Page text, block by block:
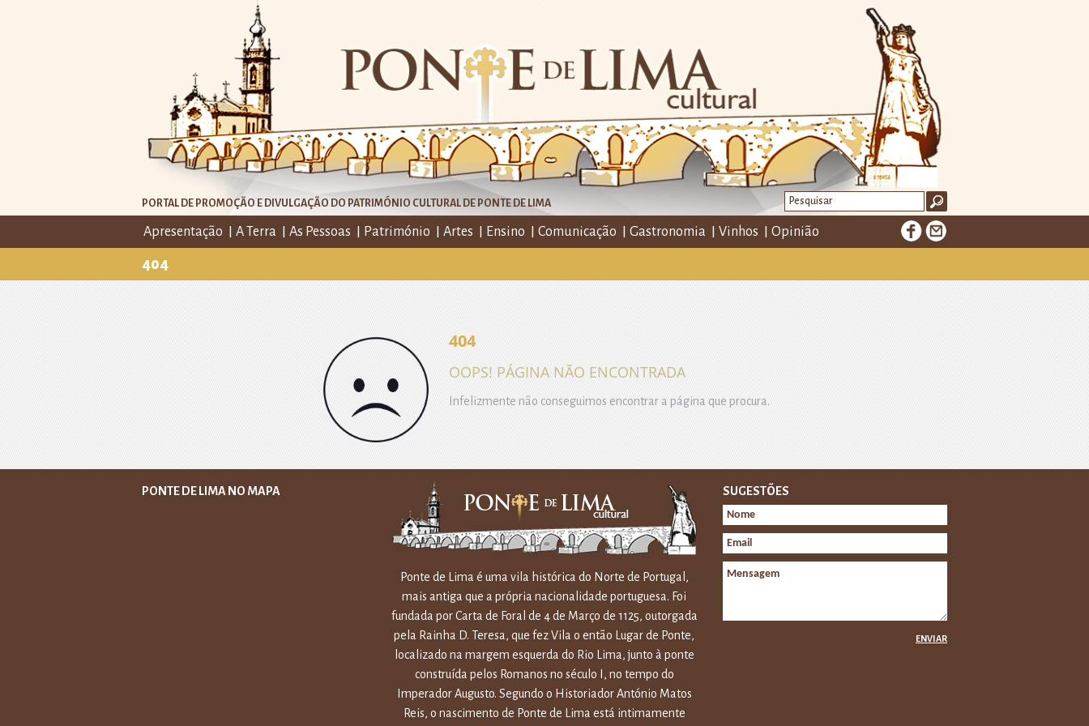
PORTAL DE PROMOÇÃO E DIVULGAÇÃO DO PATRIMÓNIO CULTURAL DE PONTE DE LIMA
Apresentação A Terra As Pessoas Património Artes Ensino Comunicação Gastronomia Vinhos Opinião
404
404
OOPS! PÁGINA NÃO ENCONTRADA
Infelizmente não conseguimos encontrar a página que procura.
PONTE DE LIMA NO MAPA
Ponte de Lima é uma vila histórica do Norte de Portugal,
mais antiga que a própria nacionalidade portuguesa. Foi
fundada por Carta de Foral de 4 de Março de 1125, outorgada
pela Rainha D. Teresa, que fez Vila o então Lugar de Ponte,
localizado na margem esquerda do Rio Lima, junto à ponte
construída pelos Romanos no século I, no tempo do
Imperador Augusto. Segundo o Historiador António Matos
Reis, o nascimento de Ponte de Lima está intimamente
SUGESTÕES
ENVIAR